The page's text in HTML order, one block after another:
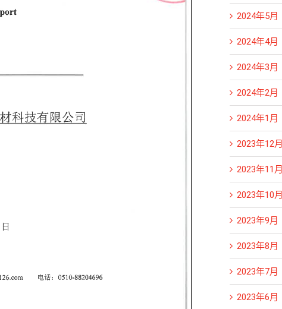
2024年5月
2024年4月
2024年3月
2024年2月
2024年1月
2023年12月
2023年11月
2023年10月
2023年9月
2023年8月
2023年7月
2023年6月